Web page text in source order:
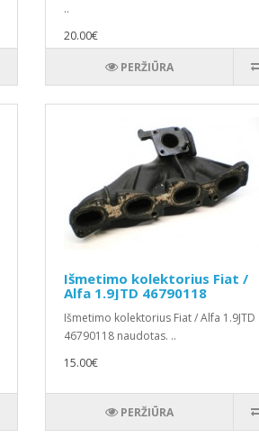
..
20.00€
PERŽIŪRA
Išmetimo kolektorius Fiat /
Alfa 1.9JTD 46790118
Išmetimo kolektorius Fiat / Alfa 1.9JTD
46790118 naudotas. ..
15.00€
PERŽIŪRA